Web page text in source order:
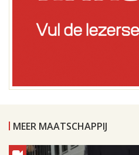
MEER MAATSCHAPPIJ